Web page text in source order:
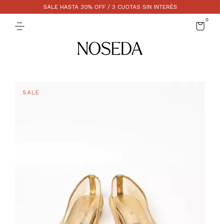
SALE HASTA 30% OFF / 3 CUOTAS SIN INTERÉS
0